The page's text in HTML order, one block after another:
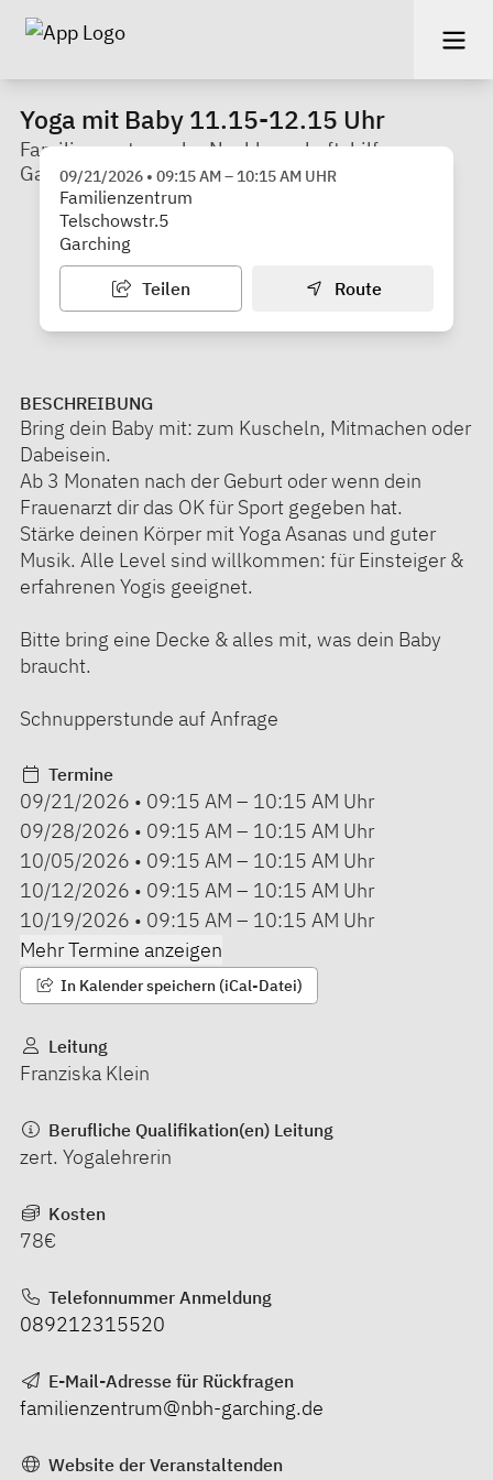
Yoga mit Baby 11.15-12.15 Uhr
Familienzentrum der Nachbarschaftshilfe
Garching09/21/2026 • 09:15 AM– 10:15 AM UHR
Familienzentrum
Telschowstr.5
Garching
Teilen Route
BESCHREIBUNG
Bring dein Baby mit: zum Kuscheln, Mitmachen oder
Dabeisein.
Ab 3 Monaten nach der Geburt oder wenn dein
Frauenarzt dir das OK für Sport gegeben hat.
Stärke deinen Körper mit Yoga Asanas und guter
Musik. Alle Level sind willkommen: für Einsteiger &
erfahrenen Yogis geeignet.
Bitte bring eine Decke & alles mit, was dein Baby
braucht.
Schnupperstunde auf Anfrage
Termine
09/21/2026 • 09:15 AM – 10:15 AM Uhr
09/28/2026 • 09:15 AM – 10:15 AM Uhr
10/05/2026 • 09:15 AM – 10:15 AM Uhr
10/12/2026 • 09:15 AM – 10:15 AM Uhr
10/19/2026 • 09:15 AM – 10:15 AM Uhr
Mehr Termine anzeigen
In Kalender speichern (iCal-Datei)
Leitung
Franziska Klein
Berufliche Qualifikation(en) Leitung
zert. Yogalehrerin
Kosten
78€
Telefonnummer Anmeldung
089212315520
E-Mail-Adresse für Rückfragen
familienzentrum@nbh-garching.de
Website der Veranstaltenden